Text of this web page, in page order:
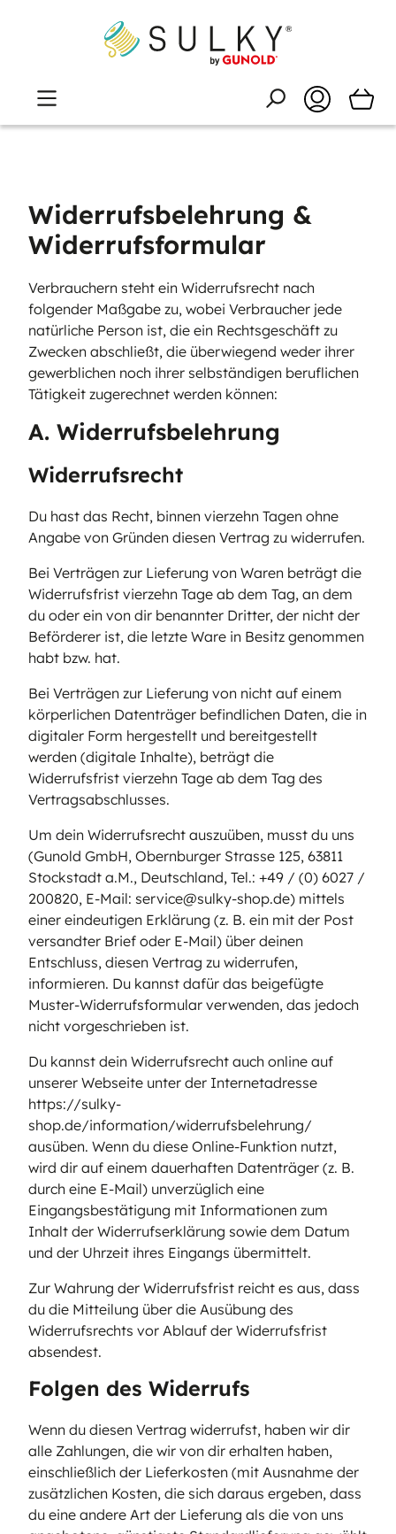
Widerrufsbelehrung &
Widerrufsformular
Verbrauchern steht ein Widerrufsrecht nach
folgender Maßgabe zu, wobei Verbraucher jede
natürliche Person ist, die ein Rechtsgeschäft zu
Zwecken abschließt, die überwiegend weder ihrer
gewerblichen noch ihrer selbständigen beruflichen
Tätigkeit zugerechnet werden können:
A. Widerrufsbelehrung
Widerrufsrecht
Du hast das Recht, binnen vierzehn Tagen ohne
Angabe von Gründen diesen Vertrag zu widerrufen.
Bei Verträgen zur Lieferung von Waren beträgt die
Widerrufsfrist vierzehn Tage ab dem Tag, an dem
du oder ein von dir benannter Dritter, der nicht der
Beförderer ist, die letzte Ware in Besitz genommen
habt bzw. hat.
Bei Verträgen zur Lieferung von nicht auf einem
körperlichen Datenträger befindlichen Daten, die in
digitaler Form hergestellt und bereitgestellt
werden (digitale Inhalte), beträgt die
Widerrufsfrist vierzehn Tage ab dem Tag des
Vertragsabschlusses.
Um dein Widerrufsrecht auszuüben, musst du uns
(Gunold GmbH, Obernburger Strasse 125, 63811
Stockstadt a.M., Deutschland, Tel.: +49 / (0) 6027 /
200820, E-Mail: service@sulky-shop.de) mittels
einer eindeutigen Erklärung (z. B. ein mit der Post
versandter Brief oder E-Mail) über deinen
Entschluss, diesen Vertrag zu widerrufen,
informieren. Du kannst dafür das beigefügte
Muster-Widerrufsformular verwenden, das jedoch
nicht vorgeschrieben ist.
Du kannst dein Widerrufsrecht auch online auf
unserer Webseite unter der Internetadresse
https://sulky-
shop.de/information/widerrufsbelehrung/
ausüben. Wenn du diese Online-Funktion nutzt,
wird dir auf einem dauerhaften Datenträger (z. B.
durch eine E-Mail) unverzüglich eine
Eingangsbestätigung mit Informationen zum
Inhalt der Widerrufserklärung sowie dem Datum
und der Uhrzeit ihres Eingangs übermittelt.
Zur Wahrung der Widerrufsfrist reicht es aus, dass
du die Mitteilung über die Ausübung des
Widerrufsrechts vor Ablauf der Widerrufsfrist
absendest.
Folgen des Widerrufs
Wenn du diesen Vertrag widerrufst, haben wir dir
alle Zahlungen, die wir von dir erhalten haben,
einschließlich der Lieferkosten (mit Ausnahme der
zusätzlichen Kosten, die sich daraus ergeben, dass
du eine andere Art der Lieferung als die von uns